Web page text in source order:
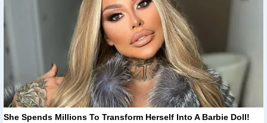
She Spends Millions To Transform Herself Into A Barbie Doll!